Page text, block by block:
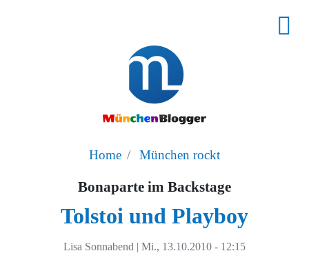
Home München rockt
Bonaparte im Backstage
Tolstoi und Playboy
Lisa Sonnabend | Mi., 13.10.2010 - 12:15